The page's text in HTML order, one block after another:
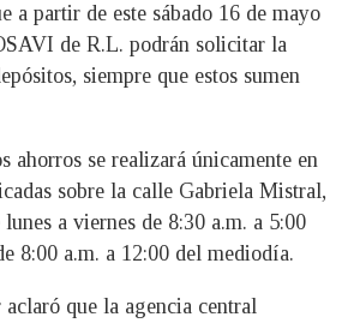
a partir de este sábado 16 de mayo
de R.L. podrán solicitar la
siempre que estos sumen
ahorros se realizará únicamente en
sobre la calle Gabriela Mistral,
a viernes de 8:30 a.m. a 5:00
8:00 a.m. a 12:00 del mediodía.
que la agencia central